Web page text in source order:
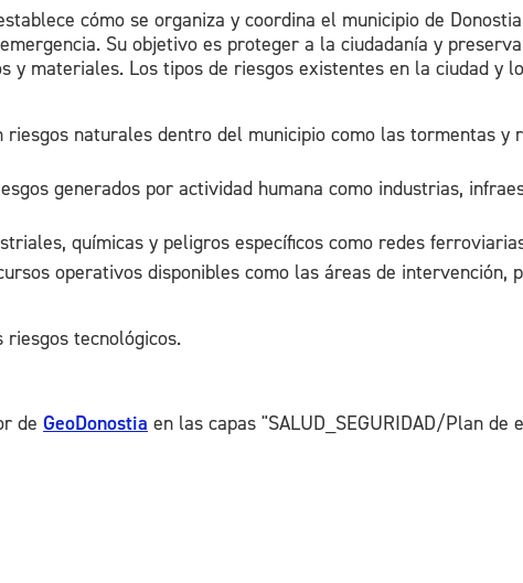
cómo se organiza y coordina el municipio de
Su objetivo es proteger a la ciudadanía y
y materiales. Los tipos de riesgos existentes en la ciudad y
naturales dentro del municipio como las tormentas y
generados por actividad humana como industrias,
químicas y peligros específicos como redes
operativos disponibles como las áreas de intervención,
tecnológicos.
de GeoDonostia en las capas "SALUD_SEGURIDAD/Plan de